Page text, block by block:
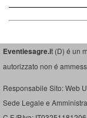
Eventiesagre.it (D) é un
autorizzato non é
Responsabile Sito: Web
Sede Legale e